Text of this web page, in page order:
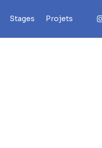
Stages Projets